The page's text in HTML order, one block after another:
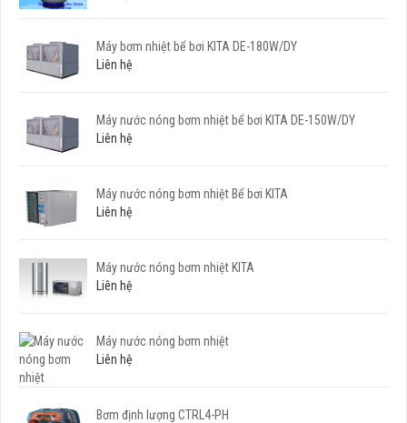
Máy bơm nhiệt bể bơi KITA DE-180W/DY
Liên hệ
Máy nước nóng bơm nhiệt bể bơi KITA DE-150W/DY
Liên hệ
Máy nước nóng bơm nhiệt Bể bơi KITA
Liên hệ
Máy nước nóng bơm nhiệt KITA
Liên hệ
Máy nước nóng bơm nhiệt
Liên hệ
Bơm định lượng CTRL4-PH